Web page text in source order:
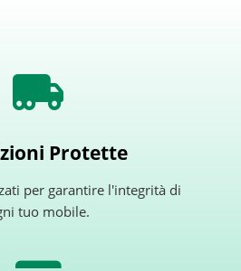
Protette
per garantire l'integrità di
tuo mobile.